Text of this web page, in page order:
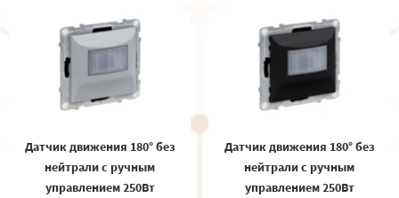
Датчик движения 180° без
нейтрали c ручным
управлением 250Вт
Датчик движения 180° без
нейтрали c ручным
управлением 250Вт